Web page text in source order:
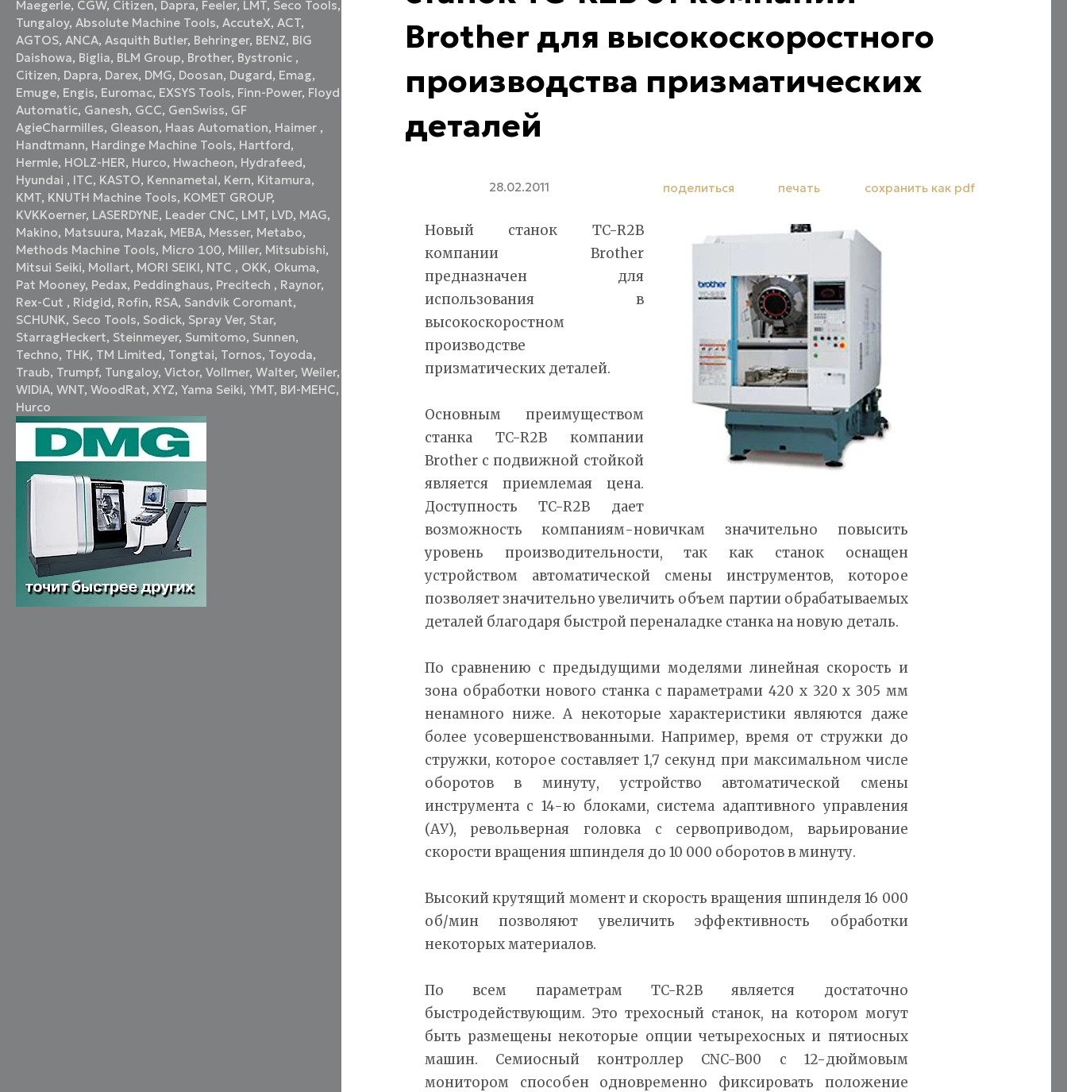
Maegerle, CGW, Citizen, Dapra, Feeler, LMT, Seco Tools,
Tungaloy,Absolute Machine Tools,AccuteX,ACT,
AGTOS,ANCA,Asquith Butler, Behringer, BENZ, BIG
Daishowa, Biglia, BLM Group, Brother, Bystronic ,
Citizen, Dapra, Darex, DMG, Doosan, Dugard, Emag,
Emuge, Engis, Euromac, EXSYS Tools, Finn-Power, Floyd
Automatic, Ganesh, GCC, GenSwiss, GF
AgieCharmilles, Gleason, Haas Automation, Haimer ,
Handtmann, Hardinge Machine Tools, Hartford,
Hermle, HOLZ-HER, Hurco, Hwacheon, Hydrafeed,
Hyundai , ITC, KASTO, Kennametal, Kern, Kitamura,
KMT, KNUTH Machine Tools, KOMET GROUP,
KVKKoerner, LASERDYNE, Leader CNC, LMT, LVD, MAG,
Makino, Matsuura, Mazak, MEBA, Messer, Metabo,
Methods Machine Tools, Micro 100, Miller, Mitsubishi,
Mitsui Seiki, Mollart, MORI SEIKI, NTC , OKK, Okuma,
Pat Mooney, Pedax, Peddinghaus, Precitech , Raynor,
Rex-Cut , Ridgid, Rofin, RSA, Sandvik Coromant,
SCHUNK, Seco Tools, Sodick, Spray Ver, Star,
StarragHeckert, Steinmeyer, Sumitomo, Sunnen,
Techno, THK, TM Limited, Tongtai, Tornos, Toyoda,
Traub, Trumpf, Tungaloy,Victor,Vollmer,Walter,Weiler,
WIDIA,WNT,WoodRat,XYZ,Yama Seiki,YMT, ВИ-МЕНС,
Нurco
Brother для высокоскоростного
производства призматических
деталей
28.02.2011 поделиться печать сохранить как pdf
Новый станок TC-R2B
компании Brother
предназначен для
использования в
высокоскоростном
производстве
призматических деталей.
Основным преимуществом
станка TC-R2B компании
Brother с подвижной стойкой
является приемлемая цена.
Доступность TC-R2B дает
возможность компаниям-новичкам значительно повысить
уровень производительности, так как станок оснащен
устройством автоматической смены инструментов, которое
позволяет значительно увеличить объем партии обрабатываемых
деталей благодаря быстрой переналадке станка на новую деталь.
По сравнению с предыдущими моделями линейная скорость и
зона обработки нового станка с параметрами 420 x 320 x 305 мм
ненамного ниже. А некоторые характеристики являются даже
более усовершенствованными. Например, время от стружки до
стружки, которое составляет 1,7 секунд при максимальном числе
оборотов в минуту, устройство автоматической смены
инструмента с 14-ю блоками, система адаптивного управления
(АУ), револьверная головка с сервоприводом, варьирование
скорости вращения шпинделя до 10 000 оборотов в минуту.
Высокий крутящий момент и скорость вращения шпинделя 16 000
об/мин позволяют увеличить эффективность обработки
некоторых материалов.
По всем параметрам TC-R2B является достаточно
быстродействующим. Это трехосный станок, на котором могут
быть размещены некоторые опции четырехосных и пятиосных
машин. Семиосный контроллер CNC-B00 с 12-дюймовым
монитором способен одновременно фиксировать положение